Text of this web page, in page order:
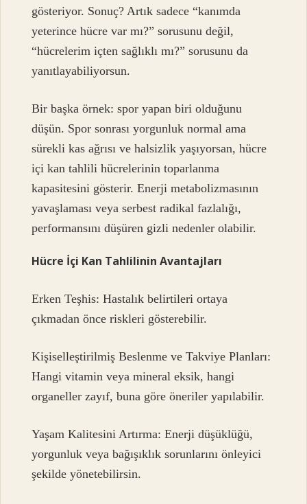
gösteriyor. Sonuç? Artık sadece “kanımda
yeterince hücre var mı?” sorusunu değil,
“hücrelerim içten sağlıklı mı?” sorusunu da
yanıtlayabiliyorsun.
Bir başka örnek: spor yapan biri olduğunu
düşün. Spor sonrası yorgunluk normal ama
sürekli kas ağrısı ve halsizlik yaşıyorsan, hücre
içi kan tahlili hücrelerinin toparlanma
kapasitesini gösterir. Enerji metabolizmasının
yavaşlaması veya serbest radikal fazlalığı,
performansını düşüren gizli nedenler olabilir.
Hücre İçi Kan Tahlilinin Avantajları
Erken Teşhis: Hastalık belirtileri ortaya
çıkmadan önce riskleri gösterebilir.
Kişiselleştirilmiş Beslenme ve Takviye Planları:
Hangi vitamin veya mineral eksik, hangi
organeller zayıf, buna göre öneriler yapılabilir.
Yaşam Kalitesini Artırma: Enerji düşüklüğü,
yorgunluk veya bağışıklık sorunlarını önleyici
şekilde yönetebilirsin.